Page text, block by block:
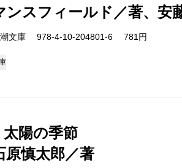
ンスフィールド／著、安
潮文庫 978-4-10-204801-6 781円
太陽の季節
原慎太郎／著